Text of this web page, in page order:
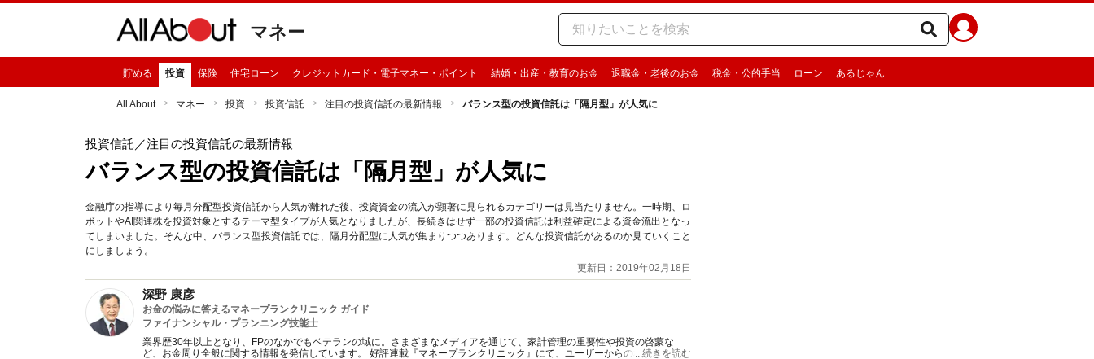
マネー
貯める 投資 保険 住宅ローン クレジットカード・電子マネー・ポイント 結婚・出産・教育のお金 退職金・老後のお金 税金・公的手当 ローン あるじゃん
All About マネー 投資 投資信託 注目の投資信託の最新情報 バランス型の投資信託は「隔月型」が人気に
投資信託 ／注目の投資信託の最新情報
バランス型の投資信託は「隔月型」が人気に
金融庁の指導により毎月分配型投資信託から人気が離れた後、投資資金の流入が顕著に見られるカテゴリーは見当たりません。一時期、ロ
ボットやAI関連株を投資対象とするテーマ型タイプが人気となりましたが、長続きはせず一部の投資信託は利益確定による資金流出となっ
てしまいました。そんな中、バランス型投資信託では、隔月分配型に人気が集まりつつあります。どんな投資信託があるのか見ていくこと
にしましょう。
更新日：2019年02月18日
深野 康彦
お金の悩みに答えるマネープランクリニック ガイド
ファイナンシャル・プランニング技能士
業界歴30年以上となり、FPのなかでもベテランの域に。さまざまなメディアを通じて、家計管理の重要性や投資の啓蒙な
ど、お金周り全般に関する情報を発信しています。 好評連載『マネープランクリニック』にて、ユーザーからの相談に長続
...続きを読む